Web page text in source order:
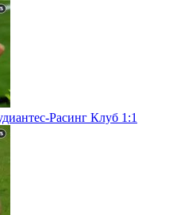
Расинг Клуб 1:1